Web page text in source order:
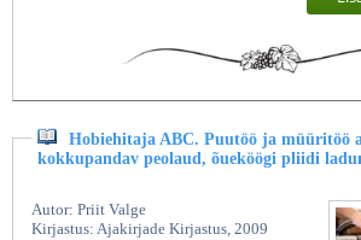
Hobiehitaja ABC. Puutöö ja müüritöö
kokkupandav peolaud, õueköögi pliidi
Autor: Priit Valge
Kirjastus: Ajakirjade Kirjastus, 2009